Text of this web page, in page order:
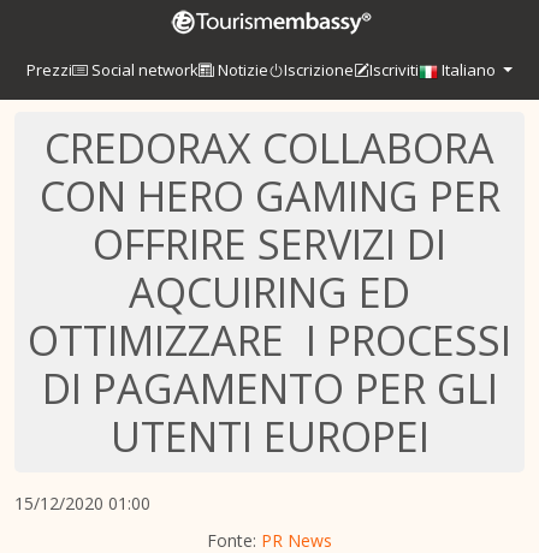
Prezzi Social network Notizie Iscrizione Iscriviti Italiano
CREDORAX COLLABORA
CON HERO GAMING PER
OFFRIRE SERVIZI DI
AQCUIRING ED
OTTIMIZZARE I PROCESSI
DI PAGAMENTO PER GLI
UTENTI EUROPEI
15/12/2020 01:00
Fonte: PR News